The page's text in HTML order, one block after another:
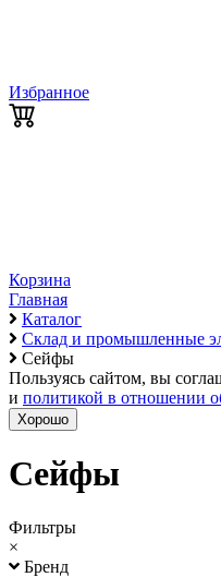
Избранное
Корзина
Главная
Каталог
Склад и промышленные
Сейфы
Пользуясь сайтом, вы
и политикой в отношении
Хорошо
Сейфы
Фильтры
×
Бренд